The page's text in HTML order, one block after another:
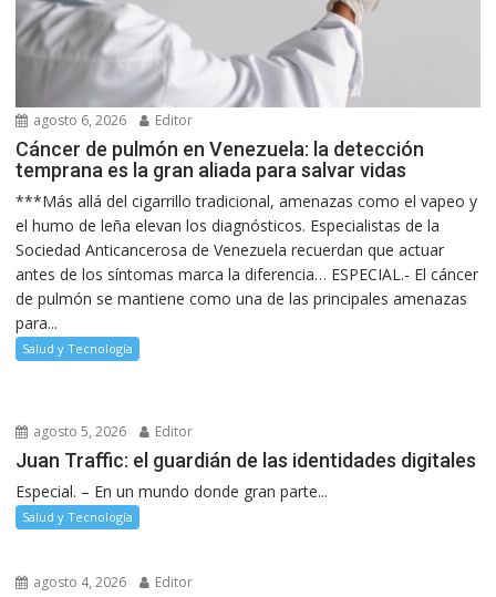
agosto 6, 2026 Editor
Cáncer de pulmón en Venezuela: la detección
temprana es la gran aliada para salvar vidas
***Más allá del cigarrillo tradicional, amenazas como el vapeo y
el humo de leña elevan los diagnósticos. Especialistas de la
Sociedad Anticancerosa de Venezuela recuerdan que actuar
antes de los síntomas marca la diferencia… ESPECIAL.- El cáncer
de pulmón se mantiene como una de las principales amenazas
para...
Salud y Tecnología
agosto 5, 2026 Editor
Juan Traffic: el guardián de las identidades digitales
Especial. – En un mundo donde gran parte...
Salud y Tecnología
agosto 4, 2026 Editor